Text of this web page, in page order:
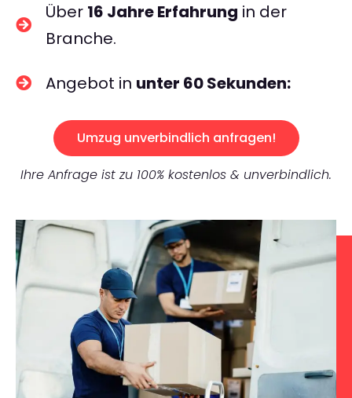
Über 16 Jahre Erfahrung in der
Branche.
Angebot in unter 60 Sekunden:
Umzug unverbindlich anfragen!
Ihre Anfrage ist zu 100% kostenlos & unverbindlich.